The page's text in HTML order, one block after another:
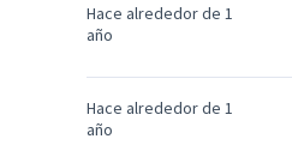
Hace alrededor de 1
año
Hace alrededor de 1
año